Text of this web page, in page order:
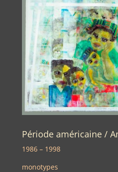
Période américaine /
1986 – 1998
monotypes